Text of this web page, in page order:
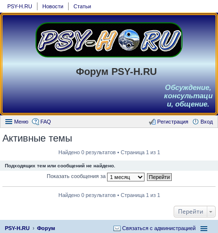
PSY-H.RU Новости Статьи
Форум PSY-H.RU
Обсуждение,
консультаци
и, общение.
Меню FAQ Вход
Регистрация
Активные темы
Найдено 0 результатов • Страница 1 из 1
Подходящих тем или сообщений не найдено.
Показать сообщения за
Найдено 0 результатов • Страница 1 из 1
Перейти
PSY-H.RU Форум Связаться с администрацией